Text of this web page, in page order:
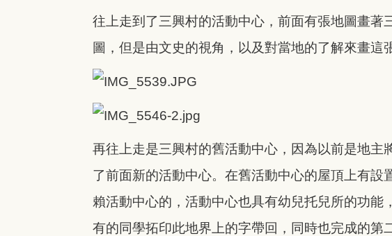
往上走到了三興村的活動中心，前面有張地圖畫
圖，但是由文史的視角，以及對當地的了解來畫這
再往上走是三興村的舊活動中心，因為以前是地
了前面新的活動中心。在舊活動中心的屋頂上有
賴活動中心的，活動中心也具有幼兒托兒所的功能
有的同學拓印此地界上的字帶回，同時也完成的第